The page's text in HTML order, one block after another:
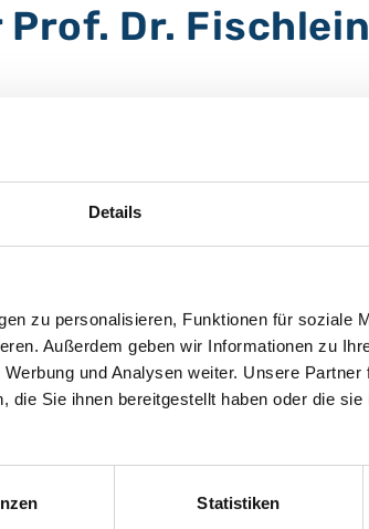
Details
zu personalisieren, Funktionen für soziale
Außerdem geben wir Informationen zu
und Analysen weiter. Unsere Partner
die Sie ihnen bereitgestellt haben oder die
Statistiken
Dr.